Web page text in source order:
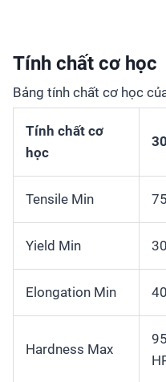
Tính chất cơ học
Bảng tính chất cơ học
Tính chất cơ
học
Tensile Min
Yield Min
Elongation Min
Hardness Max
95